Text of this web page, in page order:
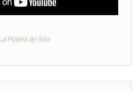
Pizarra de Sito